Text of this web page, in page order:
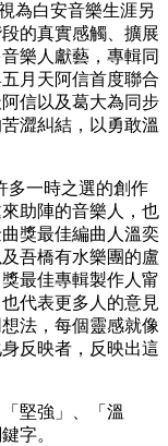
為白安音樂生涯另
的真實感觸、擴展
樂人獻藝，專輯同
月天阿信首度聯合
信以及葛大為同步
澀糾結，以勇敢溫
多一時之選的創作
助陣的音樂人，也
獎最佳編曲人溫奕
吾橋有水樂團的盧
最佳專輯製作人甯
代表更多人的意見
法，每個靈感就像
反映者，反映出這
堅強」、「溫
字。